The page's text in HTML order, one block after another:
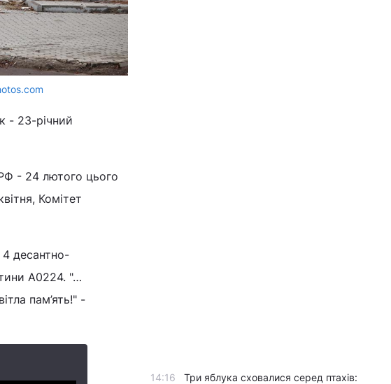
- 23-річний
- 24 лютого цього
Комітет
десантно-
А0224. "…
пам’ять!" -
14:16
Три яблука сховалися серед птахів: